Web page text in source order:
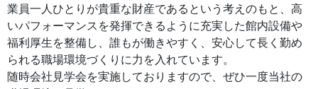
業員一人ひとりが貴重な財産であるという考えのもと、高
いパフォーマンスを発揮できるように充実した館内設備や
福利厚生を整備し、誰もが働きやすく、安心して長く勤め
られる職場環境づくりに力を入れています。
随時会社見学会を実施しておりますので、ぜひ一度当社の